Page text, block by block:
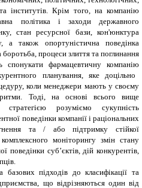
інститутів. Крім того, на компанію
політика і заходи державного
стан ресурсної бази, кон'юнктура
а також опортуністична поведінка
процеси злиття та поглинання
фармацевтичну
компанію
планування, яке доцільно
коли менеджери мають у своєму
Тоді, на основі всього вище
розуміємо сукупність
поведінки компанії і раціональних
та / або підтримку стійкої
моніторингу змін стану
поведінки суб’єктів, дій конкурентів,
базових підходів до класифікації та
що відрізняються один від